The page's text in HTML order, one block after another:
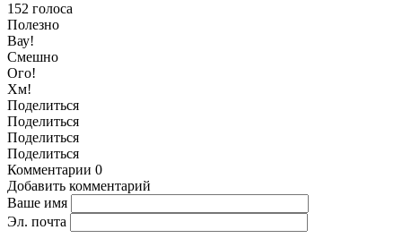
152 голоса
Полезно
Вау!
Смешно
Ого!
Хм!
Поделиться
Поделиться
Поделиться
Поделиться
Комментарии 0
Добавить комментарий
Ваше имя
Эл. почта